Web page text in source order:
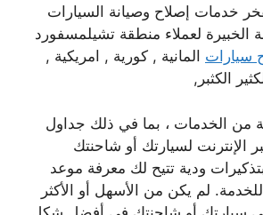
خدمات إصلاح وصيانة السيارات
الخبيرة لعملاء منطقة تشيلمسفورد
سيارات المانية , كورية , امريكية ,
الكثبر,
من الخدمات ، بما في ذلك جداول
الإنترنت لسيارتك أو شاحنتك
ودية تتيح لك معرفة موعد
لم يكن من الأسهل أو الأكثر